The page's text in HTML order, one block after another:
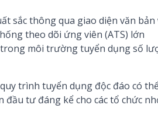
sắc thông qua giao diện văn
theo dõi ứng viên (ATS) lớn
môi trường tuyển dụng số
trình tuyển dụng độc đáo có
đầu tư đáng kể cho các tổ chức